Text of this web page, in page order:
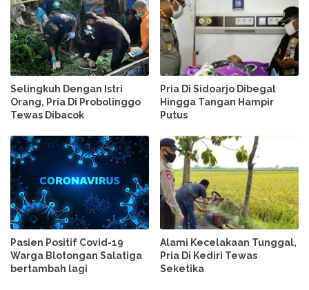
Selingkuh Dengan Istri
Orang, Pria Di Probolinggo
Tewas Dibacok
Pria Di Sidoarjo Dibegal
Hingga Tangan Hampir
Putus
Pasien Positif Covid-19
Warga Blotongan Salatiga
bertambah lagi
Alami Kecelakaan Tunggal,
Pria Di Kediri Tewas
Seketika